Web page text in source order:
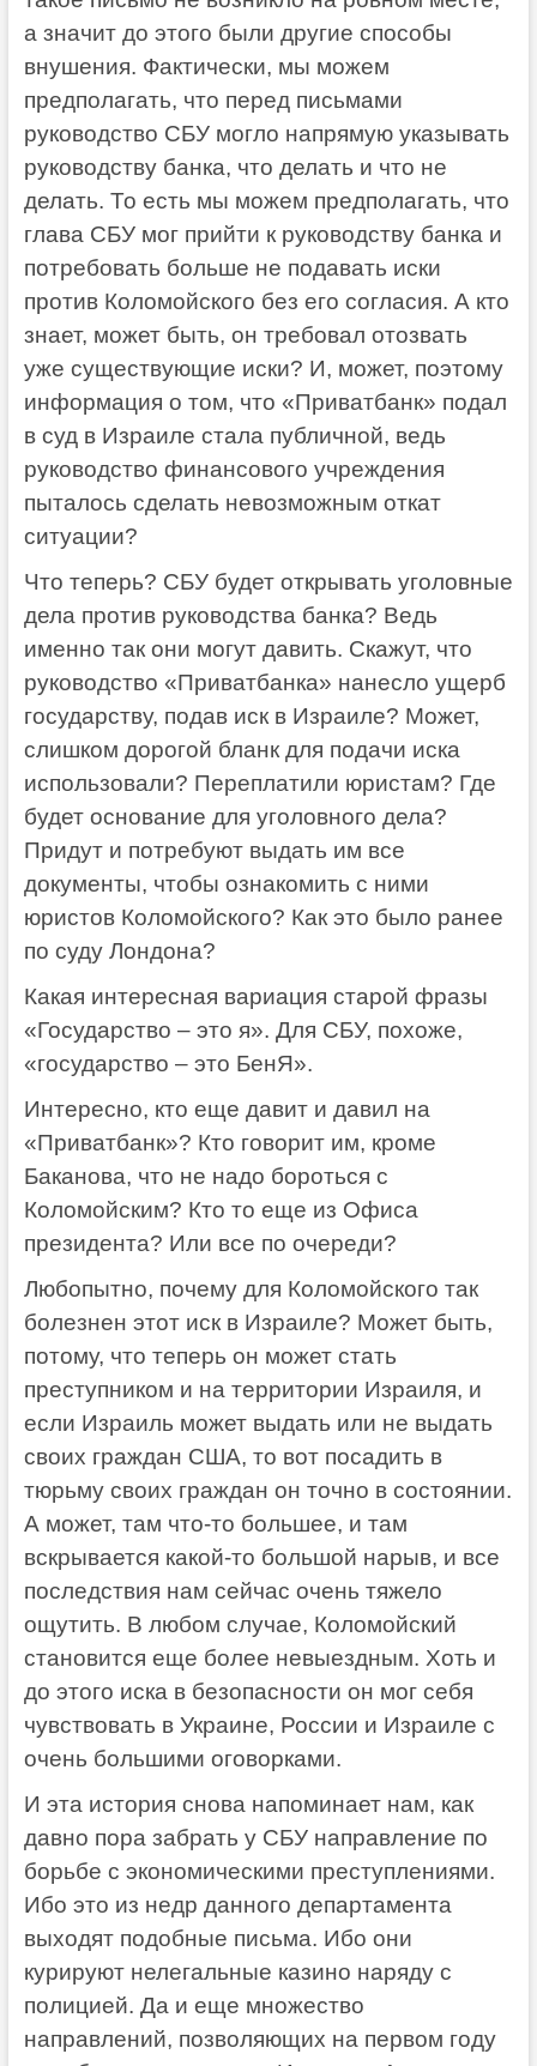
а значит до этого были другие способы
внушения. Фактически, мы можем
предполагать, что перед письмами
руководство СБУ могло напрямую указывать
руководству банка, что делать и что не
делать. То есть мы можем предполагать, что
глава СБУ мог прийти к руководству банка и
потребовать больше не подавать иски
против Коломойского без его согласия. А кто
знает, может быть, он требовал отозвать
уже существующие иски? И, может, поэтому
информация о том, что «Приватбанк» подал
в суд в Израиле стала публичной, ведь
руководство финансового учреждения
пыталось сделать невозможным откат
ситуации?
Что теперь? СБУ будет открывать уголовные
дела против руководства банка? Ведь
именно так они могут давить. Скажут, что
руководство «Приватбанка» нанесло ущерб
государству, подав иск в Израиле? Может,
слишком дорогой бланк для подачи иска
использовали? Переплатили юристам? Где
будет основание для уголовного дела?
Придут и потребуют выдать им все
документы, чтобы ознакомить с ними
юристов Коломойского? Как это было ранее
по суду Лондона?
Какая интересная вариация старой фразы
«Государство – это я». Для СБУ, похоже,
«государство – это БенЯ».
Интересно, кто еще давит и давил на
«Приватбанк»? Кто говорит им, кроме
Баканова, что не надо бороться с
Коломойским? Кто то еще из Офиса
президента? Или все по очереди?
Любопытно, почему для Коломойского так
болезнен этот иск в Израиле? Может быть,
потому, что теперь он может стать
преступником и на территории Израиля, и
если Израиль может выдать или не выдать
своих граждан США, то вот посадить в
тюрьму своих граждан он точно в состоянии.
А может, там что-то большее, и там
вскрывается какой-то большой нарыв, и все
последствия нам сейчас очень тяжело
ощутить. В любом случае, Коломойский
становится еще более невыездным. Хоть и
до этого иска в безопасности он мог себя
чувствовать в Украине, России и Израиле с
очень большими оговорками.
И эта история снова напоминает нам, как
давно пора забрать у СБУ направление по
борьбе с экономическими преступлениями.
Ибо это из недр данного департамента
выходят подобные письма. Ибо они
курируют нелегальные казино наряду с
полицией. Да и еще множество
направлений, позволяющих на первом году